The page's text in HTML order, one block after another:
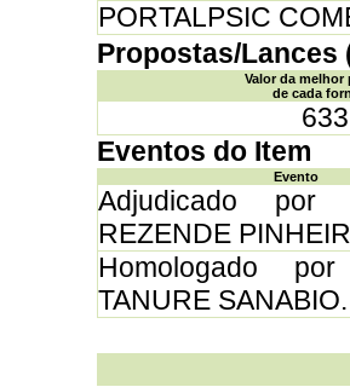
PORTALPSIC
Propostas/Lances
Valor da melhor
de cada
Eventos do Item
Evento
Adjudicado por
REZENDE
Homologado
TANURE SANABIO.